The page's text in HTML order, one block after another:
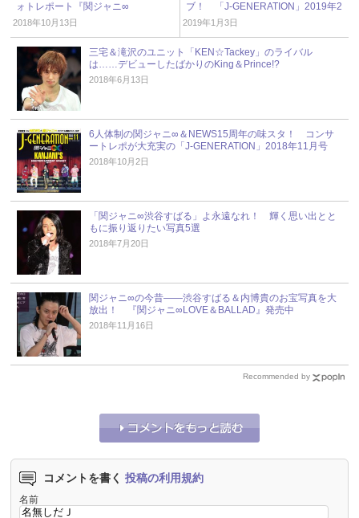
ォトレポート『関ジャニ∞
REBORN』発売中！
2018年10月13日
ブ！ 「J-GENERATION」2019年2
月号
2019年1月3日
三宅＆滝沢のユニット「KEN☆Tackey」のライバル
は……デビューしたばかりのKing＆Prince!?
2018年6月13日
6人体制の関ジャニ∞＆NEWS15周年の味スタ！ コンサ
ートレポが大充実の「J-GENERATION」2018年11月号
2018年10月2日
「関ジャニ∞渋谷すばる」よ永遠なれ！ 輝く思い出とと
もに振り返りたい写真5選
2018年7月20日
関ジャニ∞の今昔――渋谷すばる＆内博貴のお宝写真を大
放出！ 『関ジャニ∞LOVE＆BALLAD』発売中
2018年11月16日
Recommended by
コメントを書く 投稿の利用規約
名前